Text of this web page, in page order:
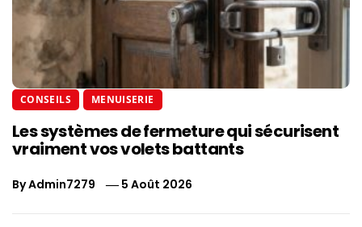
CONSEILS MENUISERIE
Les systèmes de fermeture qui sécurisent
vraiment vos volets battants
ByAdmin7279 5 Août 2026